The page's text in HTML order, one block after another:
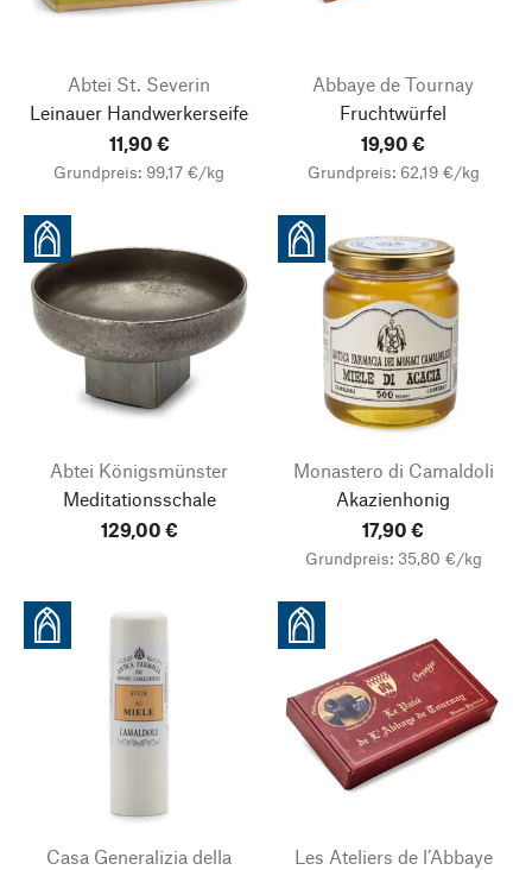
Abtei St. Severin
Leinauer Handwerkerseife
11,90 €
Grundpreis: 99,17 €/kg
Abbaye de Tournay
Fruchtwürfel
19,90 €
Grundpreis: 62,19 €/kg
Abtei Königsmünster
Meditationsschale
129,00 €
Monastero di Camaldoli
Akazienhonig
17,90 €
Grundpreis: 35,80 €/kg
Casa Generalizia della
Les Ateliers de l’Abbaye